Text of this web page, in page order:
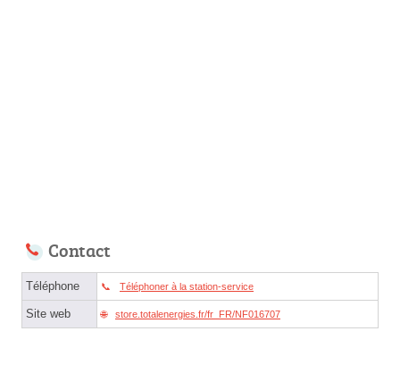
Contact
Téléphone Téléphoner à la station-service
Site web store.totalenergies.fr/fr_FR/NF016707